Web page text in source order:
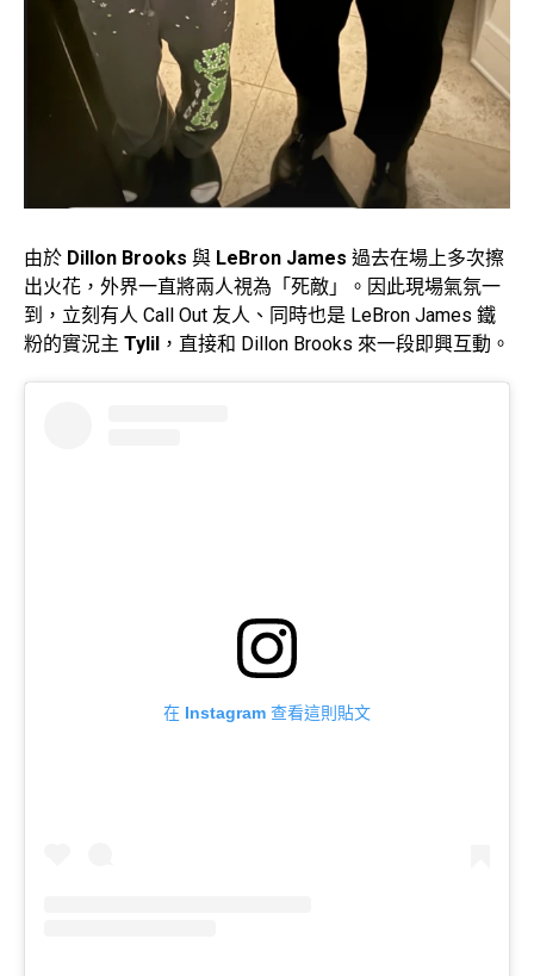
由於 Dillon Brooks 與 LeBron James 過去在場上多次擦
出火花，外界一直將兩人視為「死敵」。因此現場氣氛一
到，立刻有人 Call Out 友人、同時也是 LeBron James 鐵
粉的實況主 Tylil ，直接和 Dillon Brooks 來一段即興互動。
在 Instagram 查看這則貼文